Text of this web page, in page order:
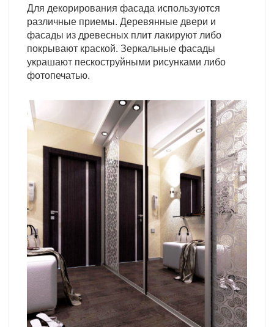
Для декорирования фасада используются
различные приемы. Деревянные двери и
фасады из древесных плит лакируют либо
покрывают краской. Зеркальные фасады
украшают пескоструйными рисунками либо
фотопечатью.